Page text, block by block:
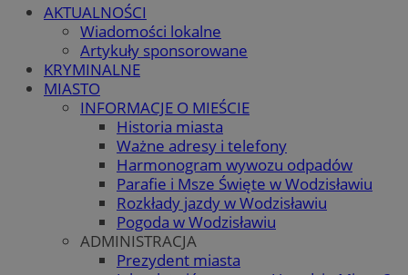
AKTUALNOŚCI
Wiadomości lokalne
Artykuły sponsorowane
KRYMINALNE
MIASTO
INFORMACJE O MIEŚCIE
Historia miasta
Ważne adresy i telefony
Harmonogram wywozu odpadów
Parafie i Msze Święte w Wodzisławiu
Rozkłady jazdy w Wodzisławiu
Pogoda w Wodzisławiu
ADMINISTRACJA
Prezydent miasta